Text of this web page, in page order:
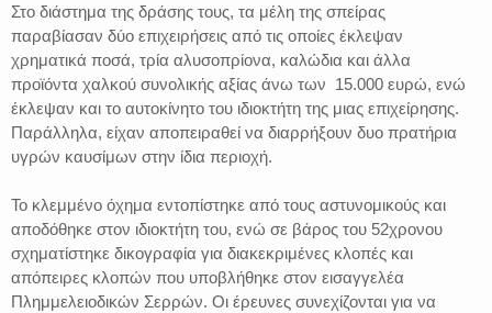
Στο διάστημα της δράσης τους, τα μέλη της σπείρας
παραβίασαν δύο επιχειρήσεις από τις οποίες έκλεψαν
χρηματικά ποσά, τρία αλυσοπρίονα, καλώδια και άλλα
προϊόντα χαλκού συνολικής αξίας άνω των 15.000 ευρώ, ενώ
έκλεψαν και το αυτοκίνητο του ιδιοκτήτη της μιας επιχείρησης.
Παράλληλα, είχαν αποπειραθεί να διαρρήξουν δυο πρατήρια
υγρών καυσίμων στην ίδια περιοχή.
Το κλεμμένο όχημα εντοπίστηκε από τους αστυνομικούς και
αποδόθηκε στον ιδιοκτήτη του, ενώ σε βάρος του 52χρονου
σχηματίστηκε δικογραφία για διακεκριμένες κλοπές και
απόπειρες κλοπών που υποβλήθηκε στον εισαγγελέα
Πλημμελειοδικών Σερρών. Οι έρευνες συνεχίζονται για να